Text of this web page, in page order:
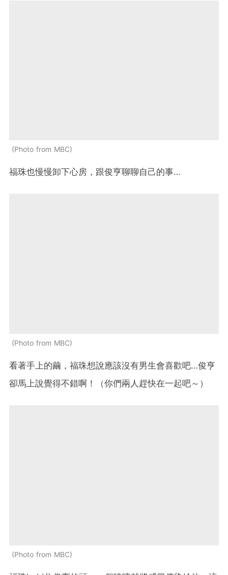
Photo from MBC
福珠也慢慢卸下心房，跟俊亨聊聊自己的事…
Photo from MBC
看著手上的繭，福珠想說應該沒有男生會喜歡吧…俊亨
卻馬上說覺得不錯啊！（你們兩人趕快在一起吧～）
Photo from MBC